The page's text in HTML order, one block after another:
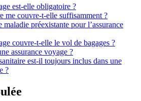
est-elle obligatoire ?
me couvre-t-elle suffisamment ?
maladie préexistante pour l’assurance
couvre-t-elle le vol de bagages ?
assurance voyage ?
est-il toujours inclus dans une
?